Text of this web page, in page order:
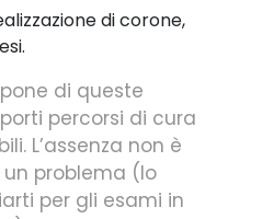
di corone,
di queste
percorsi di cura
L’assenza non è
problema (lo
per gli esami in